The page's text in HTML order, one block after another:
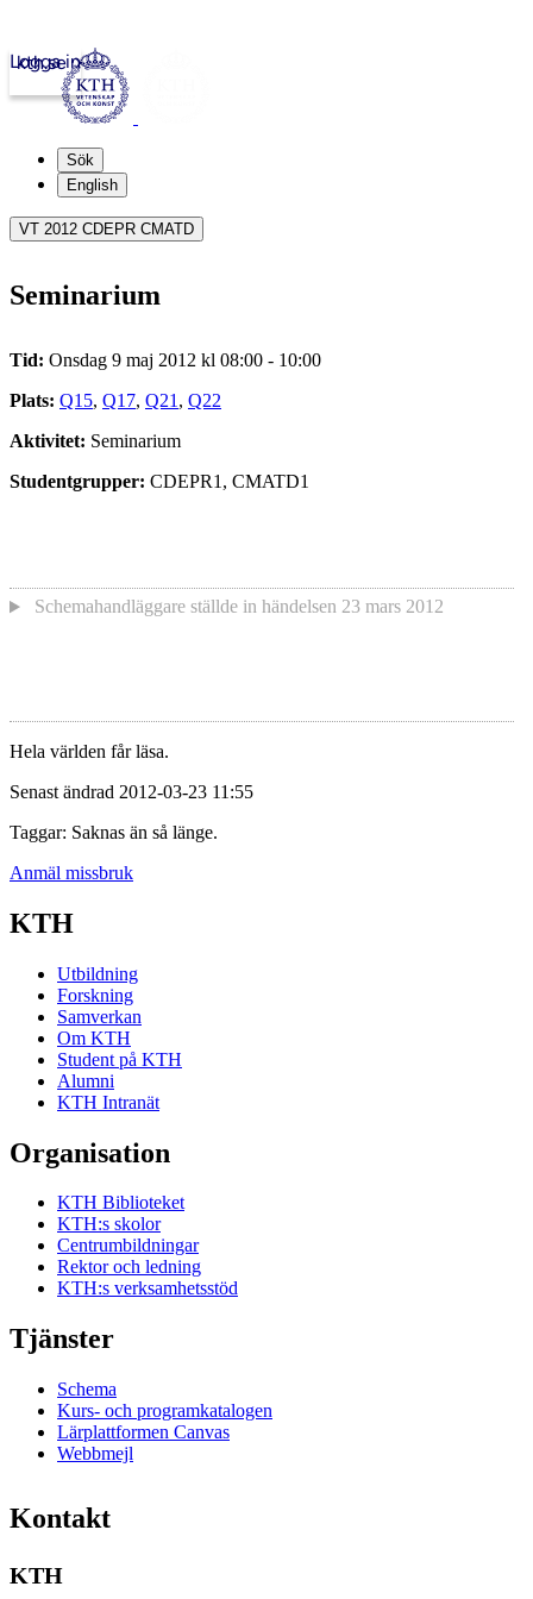
kth.se
Logga in
Sök
English
VT 2012 CDEPR CMATD
Seminarium
Tid: Onsdag 9 maj 2012 kl 08:00 - 10:00
Plats: Q15, Q17, Q21 , Q22
Aktivitet: Seminarium
Studentgrupper: CDEPR1, CMATD1
Schemahandläggare ställde in händelsen 23 mars 2012
Hela världen får läsa.
Senast ändrad 2012-03-23 11:55
Taggar: Saknas än så länge.
Anmäl missbruk
KTH
Utbildning
Forskning
Samverkan
Om KTH
Student på KTH
Alumni
KTH Intranät
Organisation
KTH Biblioteket
KTH:s skolor
Centrumbildningar
Rektor och ledning
KTH:s verksamhetsstöd
Tjänster
Schema
Kurs- och programkatalogen
Lärplattformen Canvas
Webbmejl
Kontakt
KTH